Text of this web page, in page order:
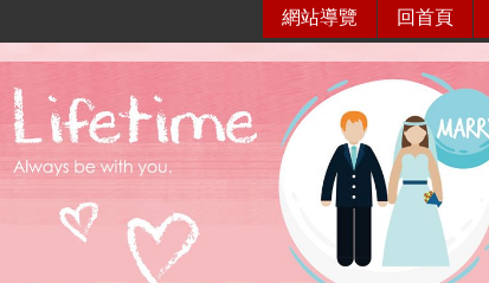
網站導覽 回首頁